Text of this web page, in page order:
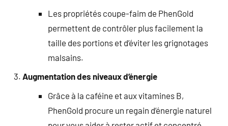
Les propriétés coupe-faim de PhenGold
permettent de contrôler plus facilement la
taille des portions et d’éviter les grignotages
malsains.
Augmentation des niveaux d’énergie
Grâce à la caféine et aux vitamines B,
PhenGold procure un regain d’énergie naturel